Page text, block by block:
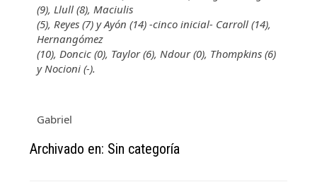
(9), Llull (8), Maciulis
(5), Reyes (7) y Ayón (14) -cinco inicial- Carroll (14),
Hernangómez
(10), Doncic (0), Taylor (6), Ndour (0), Thompkins (6)
y Nocioni (-).
Gabriel
Archivado en: Sin categoría